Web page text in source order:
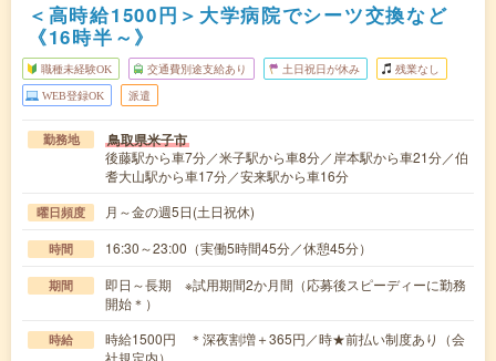
＜高時給1500円＞大学病院でシーツ交換など
《16時半～》
職種未経験OK 交通費別途支給あり 土日祝日が休み 残業なし
WEB登録OK 派遣
勤務地 鳥取県米子市
後藤駅から車7分／米子駅から車8分／岸本駅から車21分／伯
耆大山駅から車17分／安来駅から車16分
曜日頻度 月～金の週5日(土日祝休)
時間 16:30～23:00（実働5時間45分／休憩45分）
期間
即日～長期 ※試用期間2か月間（応募後スピーディーに勤務
開始＊）
時給
時給1500円 ＊深夜割増＋365円／時★前払い制度あり（会